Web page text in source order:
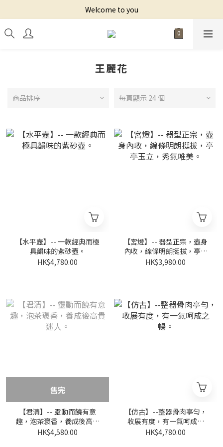
Welcome to you
王麗花
商品排序 每頁顯示 24 個
【水平壼】-- 一款經典而極
具韻味的紫砂壺。
HK$4,780.00
【宮燈】-- 器型正宗，壺身
內收，線條明朗挺拔，亭亭
玉立，秀氣唯美。
HK$3,980.00
售完
【君清】-- 靈動而饒有意
趣，泡茶褒香，養成後高貴
迷人。
HK$4,580.00
【仿古】--整器骨肉亭勻，
收展有度，有一氣呵成之
暢。
HK$4,780.00